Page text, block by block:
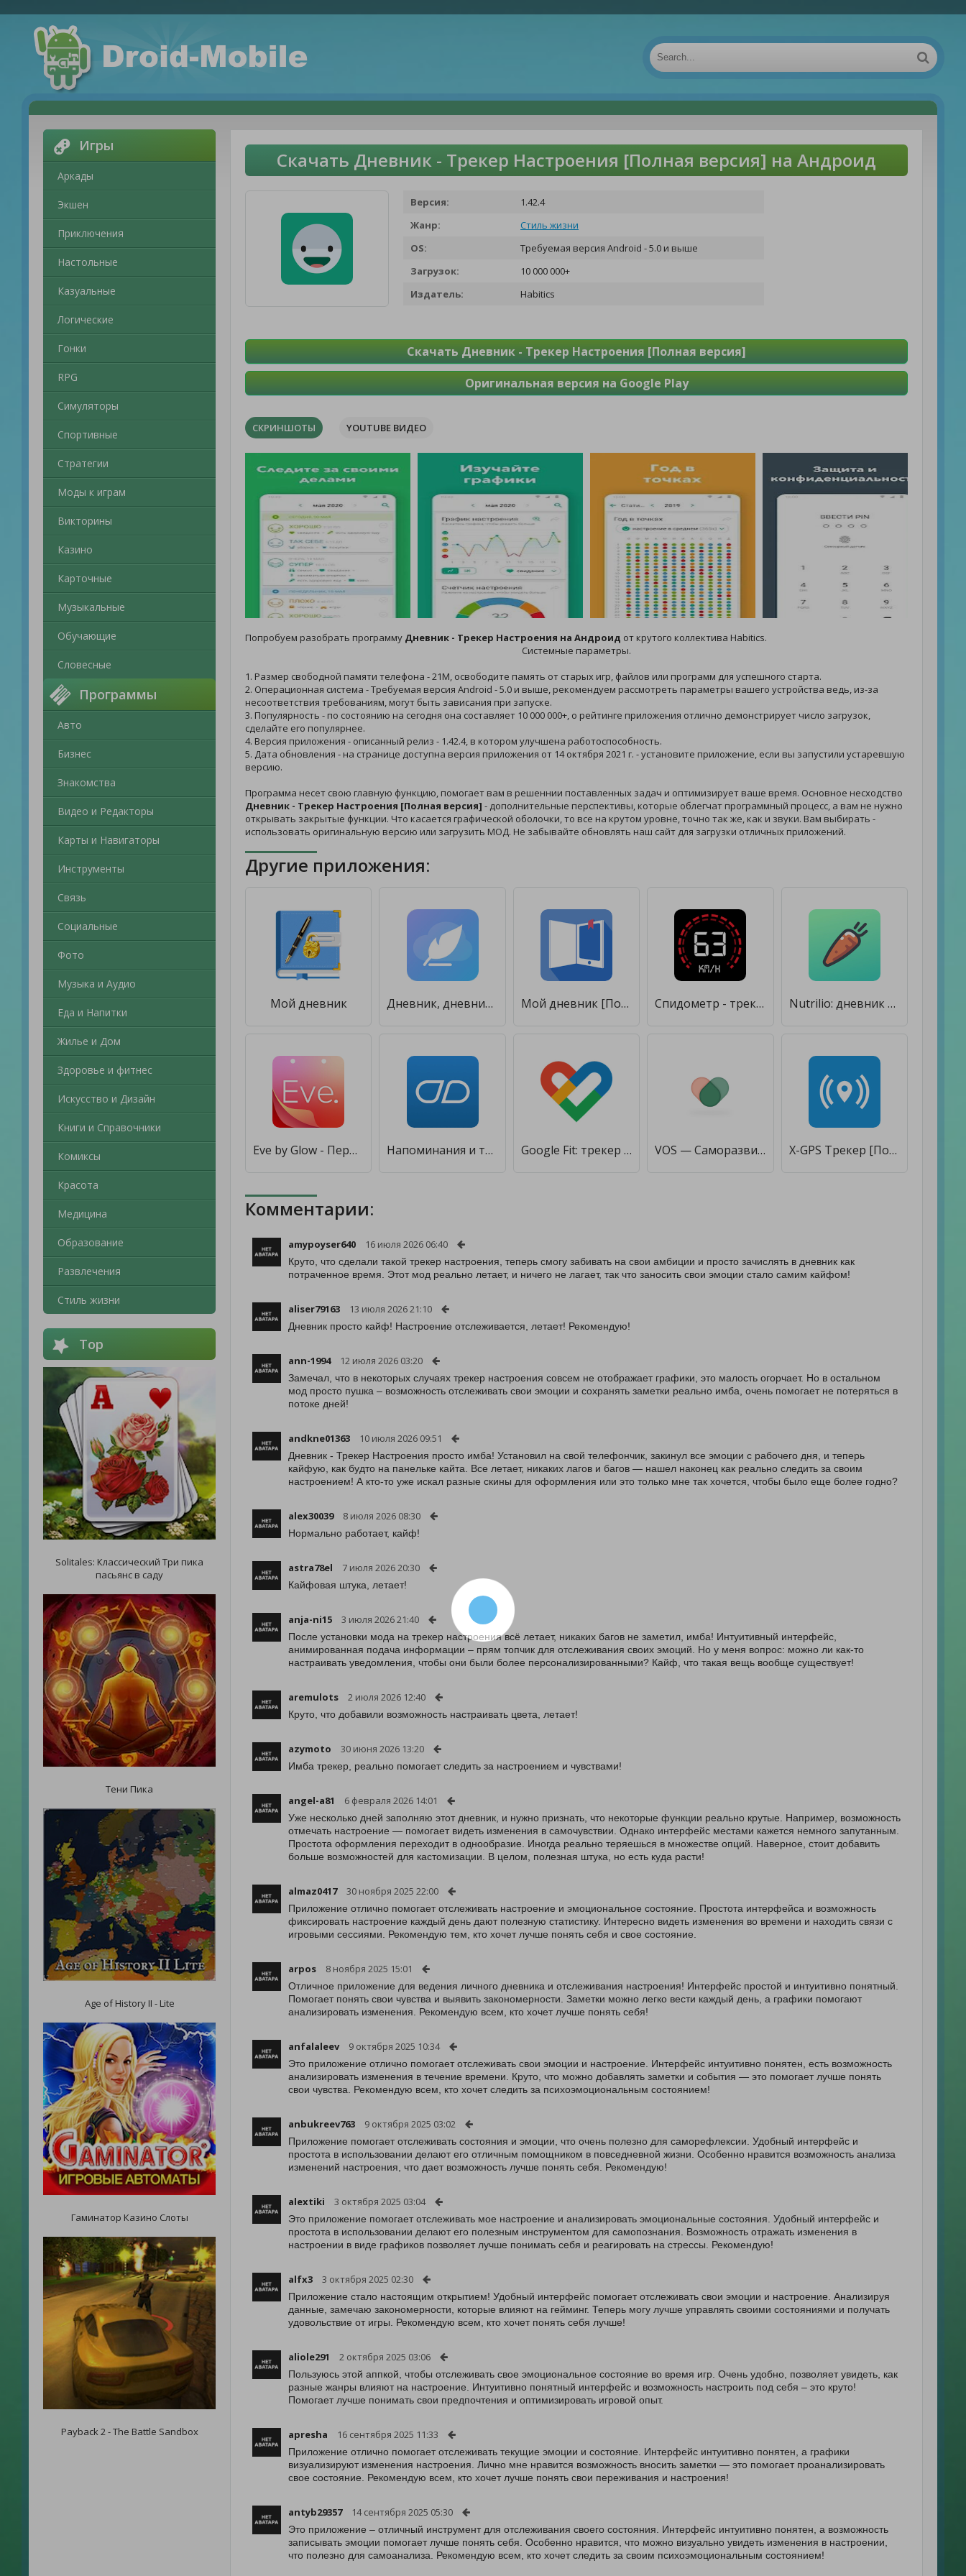
Игры
Аркады
Экшен
Приключения
Настольные
Казуальные
Логические
Гонки
RPG
Симуляторы
Спортивные
Стратегии
Моды к играм
Викторины
Казино
Карточные
Музыкальные
Обучающие
Словесные
Программы
Авто
Бизнес
Знакомства
Видео и Редакторы
Карты и Навигаторы
Инструменты
Связь
Социальные
Фото
Музыка и Аудио
Еда и Напитки
Жилье и Дом
Здоровье и фитнес
Искусство и Дизайн
Книги и Справочники
Комиксы
Красота
Медицина
Образование
Развлечения
Стиль жизни
Top
Solitales: Классический Три пика
пасьянс в саду
Тени Пика
Age of History II - Lite
Гаминатор Казино Слоты
Payback 2 - The Battle Sandbox
Скачать Дневник - Трекер Настроения [Полная версия] на Андроид
Версия:
1.42.4
Жанр:
Стиль жизни
OS:
Требуемая версия Android - 5.0 и выше
Загрузок:
10 000 000+
Издатель:
Habitics
Скачать Дневник - Трекер Настроения [Полная версия]
Оригинальная версия на Google Play
СКРИНШОТЫ YOUTUBE ВИДЕО
Попробуем разобрать программу Дневник - Трекер Настроения на Андроид от крутого коллектива Habitics.
Системные параметры.
1. Размер свободной памяти телефона - 21M, освободите память от старых игр, файлов или программ для успешного старта.
2. Операционная система - Требуемая версия Android - 5.0 и выше, рекомендуем рассмотреть параметры вашего устройства ведь, из-за
несоответствия требованиям, могут быть зависания при запуске.
3. Популярность - по состоянию на сегодня она составляет 10 000 000+, о рейтинге приложения отлично демонстрирует число загрузок,
сделайте его популярнее.
4. Версия приложения - описанный релиз - 1.42.4, в котором улучшена работоспособность.
5. Дата обновления - на странице доступна версия приложения от 14 октября 2021 г. - установите приложение, если вы запустили устаревшую
версию.
Программа несет свою главную функцию, помогает вам в решеннии поставленных задач и оптимизирует ваше время. Основное несходство
Дневник - Трекер Настроения [Полная версия] - дополнительные перспективы, которые облегчат программный процесс, а вам не нужно
открывать закрытые функции. Что касается графической оболочки, то все на крутом уровне, точно так же, как и звуки. Вам выбирать -
использовать оригинальную версию или загрузить МОД. Не забывайте обновлять наш сайт для загрузки отличных приложений.
Другие приложения:
Мой дневник Дневник, дневник, ежедневник с замком - Diaro [Unlocked] Мой дневник [Полная версия] Спидометр - трекер скорости, дальномер, одометр [Полная версия] Nutrilio: дневник питания и питья [Без рекламы]
Eve by Glow - Период трекер [Полная версия] Напоминания и трекер таблеток [Полная версия] Google Fit: трекер активности [Полная версия] VOS — Саморазвитие, Дневник & Трекер Настроения [Premium] X-GPS Трекер [Полная версия]
Комментарии:
amypoyser640 16 июля 2026 06:40
Круто, что сделали такой трекер настроения, теперь смогу забивать на свои амбиции и просто зачислять в дневник как
потраченное время. Этот мод реально летает, и ничего не лагает, так что заносить свои эмоции стало самим кайфом!
aliser79163 13 июля 2026 21:10
Дневник просто кайф! Настроение отслеживается, летает! Рекомендую!
ann-1994 12 июля 2026 03:20
Замечал, что в некоторых случаях трекер настроения совсем не отображает графики, это малость огорчает. Но в остальном
мод просто пушка – возможность отслеживать свои эмоции и сохранять заметки реально имба, очень помогает не потеряться в
потоке дней!
andkne01363 10 июля 2026 09:51
Дневник - Трекер Настроения просто имба! Установил на свой телефончик, закинул все эмоции с рабочего дня, и теперь
кайфую, как будто на панельке кайта. Все летает, никаких лагов и багов — нашел наконец как реально следить за своим
настроением! А кто-то уже искал разные скины для оформления или это только мне так хочется, чтобы было еще более годно?
alex30039 8 июля 2026 08:30
Нормально работает, кайф!
astra78el 7 июля 2026 20:30
Кайфовая штука, летает!
anja-ni15 3 июля 2026 21:40
После установки мода на трекер настроения всё летает, никаких багов не заметил, имба! Интуитивный интерфейс,
анимированная подача информации – прям топчик для отслеживания своих эмоций. Но у меня вопрос: можно ли как-то
настраивать уведомления, чтобы они были более персонализированными? Кайф, что такая вещь вообще существует!
aremulots 2 июля 2026 12:40
Круто, что добавили возможность настраивать цвета, летает!
azymoto 30 июня 2026 13:20
Имба трекер, реально помогает следить за настроением и чувствами!
angel-a81 6 февраля 2026 14:01
Уже несколько дней заполняю этот дневник, и нужно признать, что некоторые функции реально крутые. Например, возможность
отмечать настроение — помогает видеть изменения в самочувствии. Однако интерфейс местами кажется немного запутанным.
Простота оформления переходит в однообразие. Иногда реально теряешься в множестве опций. Наверное, стоит добавить
больше возможностей для кастомизации. В целом, полезная штука, но есть куда расти!
almaz0417 30 ноября 2025 22:00
Приложение отлично помогает отслеживать настроение и эмоциональное состояние. Простота интерфейса и возможность
фиксировать настроение каждый день дают полезную статистику. Интересно видеть изменения во времени и находить связи с
игровыми сессиями. Рекомендую тем, кто хочет лучше понять себя и свое состояние.
arpos 8 ноября 2025 15:01
Отличное приложение для ведения личного дневника и отслеживания настроения! Интерфейс простой и интуитивно понятный.
Помогает понять свои чувства и выявить закономерности. Заметки можно легко вести каждый день, а графики помогают
анализировать изменения. Рекомендую всем, кто хочет лучше понять себя!
anfalaleev 9 октября 2025 10:34
Это приложение отлично помогает отслеживать свои эмоции и настроение. Интерфейс интуитивно понятен, есть возможность
анализировать изменения в течение времени. Круто, что можно добавлять заметки и события — это помогает лучше понять
свои чувства. Рекомендую всем, кто хочет следить за психоэмоциональным состоянием!
anbukreev763 9 октября 2025 03:02
Приложение помогает отслеживать состояния и эмоции, что очень полезно для саморефлексии. Удобный интерфейс и
простота в использовании делают его отличным помощником в повседневной жизни. Особенно нравится возможность анализа
изменений настроения, что дает возможность лучше понять себя. Рекомендую!
alextiki 3 октября 2025 03:04
Это приложение помогает отслеживать мое настроение и анализировать эмоциональные состояния. Удобный интерфейс и
простота в использовании делают его полезным инструментом для самопознания. Возможность отражать изменения в
настроении в виде графиков позволяет лучше понимать себя и реагировать на стрессы. Рекомендую!
alfx3 3 октября 2025 02:30
Приложение стало настоящим открытием! Удобный интерфейс помогает отслеживать свои эмоции и настроение. Анализируя
данные, замечаю закономерности, которые влияют на гейминг. Теперь могу лучше управлять своими состояниями и получать
удовольствие от игры. Рекомендую всем, кто хочет понять себя лучше!
aliole291 2 октября 2025 03:06
Пользуюсь этой аппкой, чтобы отслеживать свое эмоциональное состояние во время игр. Очень удобно, позволяет увидеть, как
разные жанры влияют на настроение. Интуитивно понятный интерфейс и возможность настроить под себя – это круто!
Помогает лучше понимать свои предпочтения и оптимизировать игровой опыт.
apresha 16 сентября 2025 11:33
Приложение отлично помогает отслеживать текущие эмоции и состояние. Интерфейс интуитивно понятен, а графики
визуализируют изменения настроения. Лично мне нравится возможность вносить заметки — это помогает проанализировать
свое состояние. Рекомендую всем, кто хочет лучше понять свои переживания и настроения!
antyb29357 14 сентября 2025 05:30
Это приложение – отличный инструмент для отслеживания своего состояния. Интерфейс интуитивно понятен, а возможность
записывать эмоции помогает лучше понять себя. Особенно нравится, что можно визуально увидеть изменения в настроении,
что полезно для самоанализа. Рекомендую всем, кто хочет следить за своим психоэмоциональным состоянием!